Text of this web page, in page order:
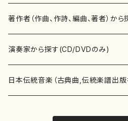
書籍
書籍
テキストブック
CD・DVD
チケット
邦楽器
箏・琴（ソロ）
箏・琴（合奏）
合唱
混声合唱
歌・声
著作者（作曲、作詩、編曲、著者）から
あ行
青木省三(アオキ ショウゾウ)
か行
演奏家から探す(CD/DVDのみ)
邦楽（箏、三味線、尺八等）演奏家
日本伝統音楽（古典曲,伝統楽譜出版